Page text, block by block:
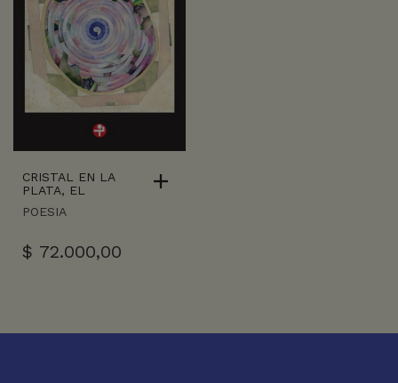
CRISTAL EN LA
PLATA, EL
POESIA
$ 72.000,00